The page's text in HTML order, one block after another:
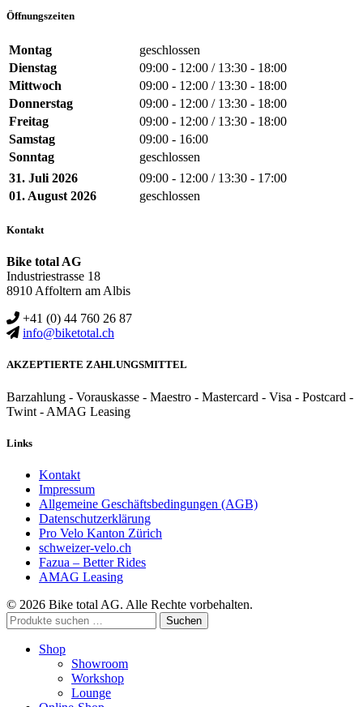
Öffnungszeiten
Montag
geschlossen
Dienstag
09:00 - 12:00 / 13:30 - 18:00
Mittwoch
09:00 - 12:00 / 13:30 - 18:00
Donnerstag
09:00 - 12:00 / 13:30 - 18:00
Freitag
09:00 - 12:00 / 13:30 - 18:00
Samstag
09:00 - 16:00
Sonntag
geschlossen
31. Juli 2026
09:00 - 12:00 / 13:30 - 17:00
01. August 2026
geschlossen
Kontakt
Bike total AG
Industriestrasse 18
8910 Affoltern am Albis
+41 (0) 44 760 26 87
info@biketotal.ch
AKZEPTIERTE ZAHLUNGSMITTEL
Barzahlung - Vorauskasse - Maestro - Mastercard - Visa - Postcard -
Twint - AMAG Leasing
Links
Kontakt
Impressum
Allgemeine Geschäftsbedingungen (AGB)
Datenschutzerklärung
Pro Velo Kanton Zürich
schweizer-velo.ch
Fazua – Better Rides
AMAG Leasing
© 2026 Bike total AG. Alle Rechte vorbehalten.
Suchen
nach:
Suchen
Shop
Showroom
Workshop
Lounge